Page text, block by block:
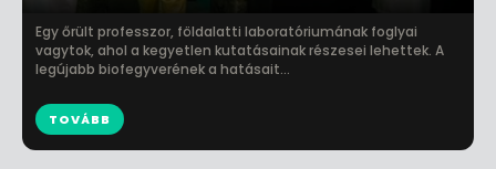
Egy őrült professzor, földalatti laboratóriumának foglyai
vagytok, ahol a kegyetlen kutatásainak részesei lehettek. A
legújabb biofegyverének a hatásait...
TOVÁBB